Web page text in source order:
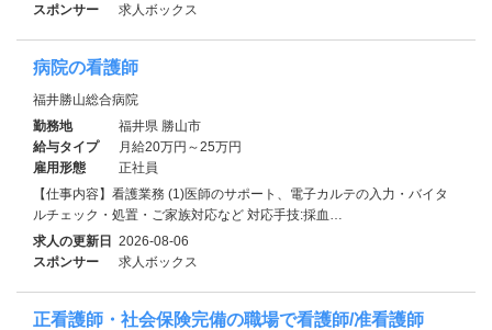
スポンサー
求人ボックス
病院の看護師
福井勝山総合病院
勤務地
福井県 勝山市
給与タイプ
月給20万円～25万円
雇用形態
正社員
【仕事内容】看護業務 (1)医師のサポート、電子カルテの入力・バイタ
ルチェック・処置・ご家族対応など 対応手技:採血…
求人の更新日 2026-08-06
スポンサー
求人ボックス
正看護師・社会保険完備の職場で看護師/准看護師